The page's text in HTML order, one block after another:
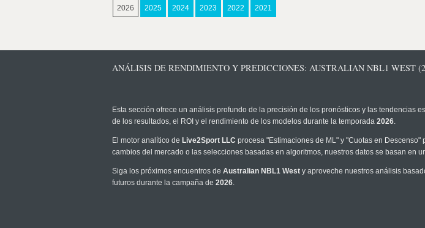
2026 2025 2024 2023 2022 2021
ANÁLISIS DE RENDIMIENTO Y PREDICCIONES: AUSTRALIAN NBL1 WEST
Esta sección ofrece un análisis profundo de la precisión de los pronósticos y las tendencias
de los resultados, el ROI y el rendimiento de los modelos durante la temporada 2026.
El motor analítico de Live2Sport LLC procesa "Estimaciones de ML" y "Cuotas en Descenso"
cambios del mercado o las selecciones basadas en algoritmos, nuestros datos se basan en
Siga los próximos encuentros de Australian NBL1 West y aproveche nuestros análisis
futuros durante la campaña de 2026.